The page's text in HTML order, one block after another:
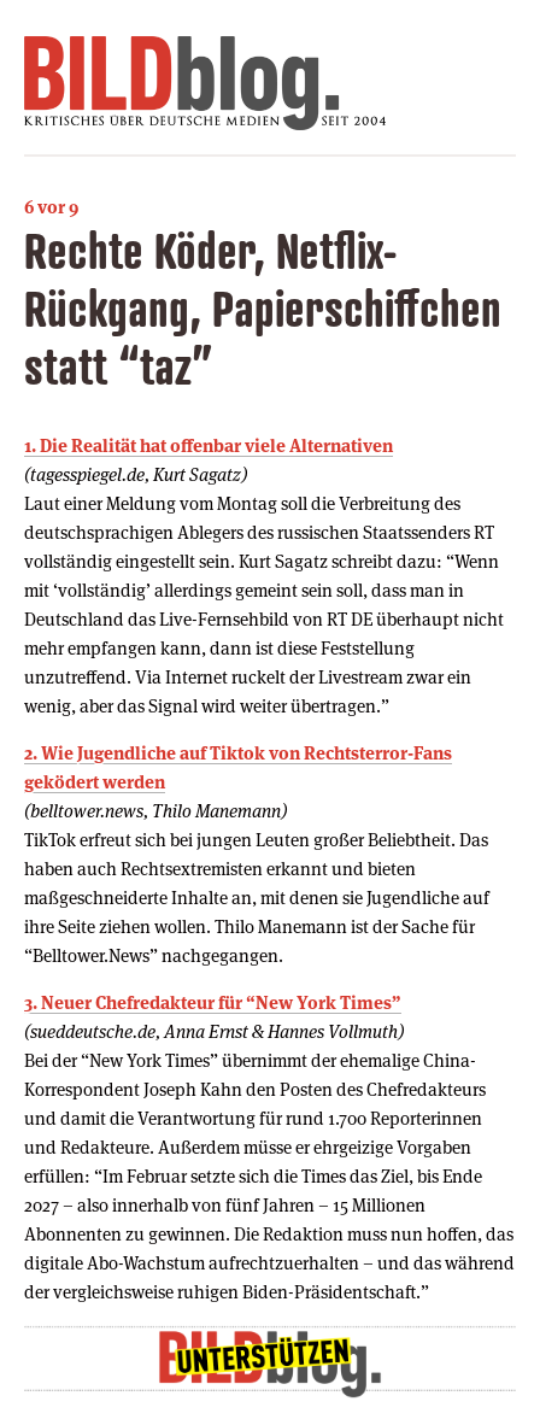
6 vor 9
Rechte Köder, Netflix-
Rückgang, Papierschiffchen
statt “taz”
1. Die Realität hat offenbar viele Alternativen
(tagesspiegel.de, Kurt Sagatz)
Laut einer Meldung vom Montag soll die Verbreitung des
deutschsprachigen Ablegers des russischen Staatssenders RT
vollständig eingestellt sein. Kurt Sagatz schreibt dazu: “Wenn
mit ‘vollständig’ allerdings gemeint sein soll, dass man in
Deutschland das Live-Fernsehbild von RT DE überhaupt nicht
mehr empfangen kann, dann ist diese Feststellung
unzutreffend. Via Internet ruckelt der Livestream zwar ein
wenig, aber das Signal wird weiter übertragen.”
2. Wie Jugendliche auf Tiktok von Rechtsterror-Fans
geködert werden
(belltower.news, Thilo Manemann)
TikTok erfreut sich bei jungen Leuten großer Beliebtheit. Das
haben auch Rechtsextremisten erkannt und bieten
maßgeschneiderte Inhalte an, mit denen sie Jugendliche auf
ihre Seite ziehen wollen. Thilo Manemann ist der Sache für
“Belltower.News” nachgegangen.
3. Neuer Chefredakteur für “New York Times”
(sueddeutsche.de, Anna Ernst & Hannes Vollmuth)
Bei der “New York Times” übernimmt der ehemalige China-
Korrespondent Joseph Kahn den Posten des Chefredakteurs
und damit die Verantwortung für rund 1.700 Reporterinnen
und Redakteure. Außerdem müsse er ehrgeizige Vorgaben
erfüllen: “Im Februar setzte sich die Times das Ziel, bis Ende
2027 – also innerhalb von fünf Jahren – 15 Millionen
Abonnenten zu gewinnen. Die Redaktion muss nun hoffen, das
digitale Abo-Wachstum aufrechtzuerhalten – und das während
der vergleichsweise ruhigen Biden-Präsidentschaft.”